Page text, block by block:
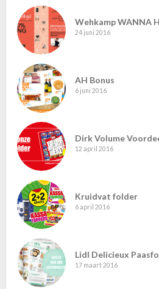
Wehkamp WANNA
24 juni 2016
AH Bonus
6 juni 2016
Dirk Volume
12 april 2016
Kruidvat folder
6 april 2016
Lidl Delicieux
17 maart 2016